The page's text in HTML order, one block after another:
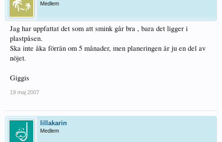
Medlem
Jag har uppfattat det som att smink går bra , bara det ligger i
plastpåsen.
Ska inte åka förrän om 5 månader, men planeringen är ju en del av
nöjet.
Giggis
19 maj 2007
lillakarin
Medlem